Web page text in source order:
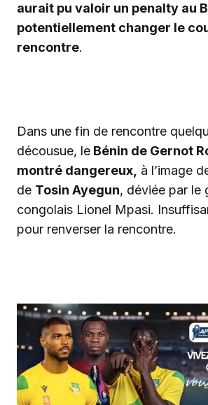
aurait pu valoir un penalty au
potentiellement changer le
rencontre.
‎Dans une fin de rencontre
décousue, le Bénin de Gernot
montré dangereux, à l’image
de Tosin Ayegun, déviée par le
congolais Lionel Mpasi.
pour renverser la rencontre.